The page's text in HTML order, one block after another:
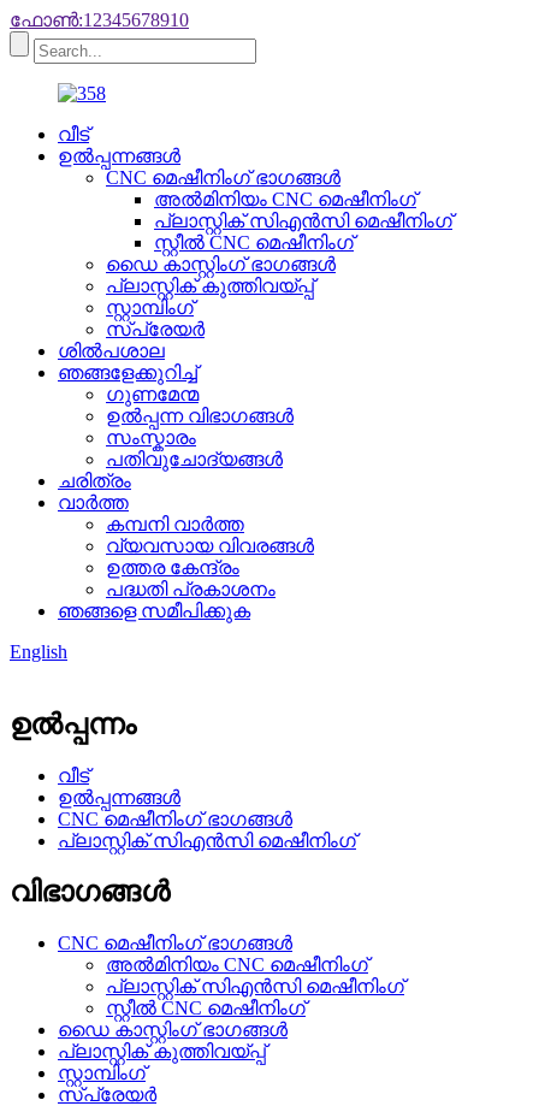
ഫോൺ:12345678910
വീട്
ഉൽപ്പന്നങ്ങൾ
CNC മെഷീനിംഗ് ഭാഗങ്ങൾ
അൽമിനിയം CNC മെഷീനിംഗ്
പ്ലാസ്റ്റിക് സിഎൻസി മെഷീനിംഗ്
സ്റ്റീൽ CNC മെഷീനിംഗ്
ഡൈ കാസ്റ്റിംഗ് ഭാഗങ്ങൾ
പ്ലാസ്റ്റിക് കുത്തിവയ്പ്പ്
സ്റ്റാമ്പിംഗ്
സ്പ്രേയർ
ശിൽപശാല
ഞങ്ങളേക്കുറിച്ച്
ഗുണമേന്മ
ഉൽപ്പന്ന വിഭാഗങ്ങൾ
സംസ്കാരം
പതിവുചോദ്യങ്ങൾ
ചരിത്രം
വാർത്ത
കമ്പനി വാർത്ത
വ്യവസായ വിവരങ്ങൾ
ഉത്തര കേന്ദ്രം
പദ്ധതി പ്രകാശനം
ഞങ്ങളെ സമീപിക്കുക
English
ഉൽപ്പന്നം
വീട്
ഉൽപ്പന്നങ്ങൾ
CNC മെഷീനിംഗ് ഭാഗങ്ങൾ
പ്ലാസ്റ്റിക് സിഎൻസി മെഷീനിംഗ്
വിഭാഗങ്ങൾ
CNC മെഷീനിംഗ് ഭാഗങ്ങൾ
അൽമിനിയം CNC മെഷീനിംഗ്
പ്ലാസ്റ്റിക് സിഎൻസി മെഷീനിംഗ്
സ്റ്റീൽ CNC മെഷീനിംഗ്
ഡൈ കാസ്റ്റിംഗ് ഭാഗങ്ങൾ
പ്ലാസ്റ്റിക് കുത്തിവയ്പ്പ്
സ്റ്റാമ്പിംഗ്
സ്പ്രേയർ